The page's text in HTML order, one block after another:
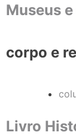
Museus
corpo e
Livro